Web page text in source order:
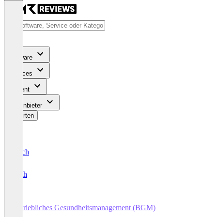
Software
Services
Content
Für Anbieter
Bewerten
Deutsch
English
Betriebliches Gesundheitsmanagement (BGM)